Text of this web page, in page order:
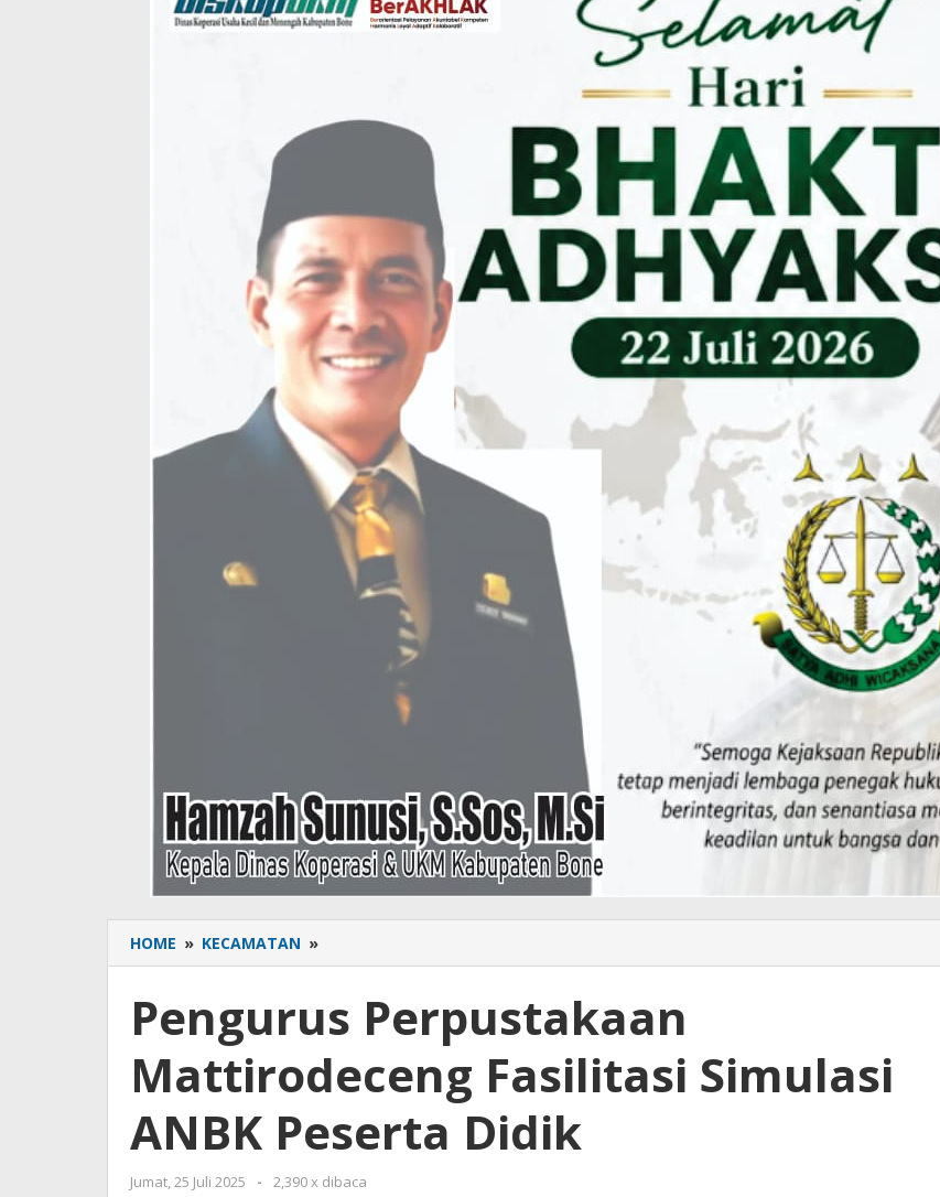
HOME » KECAMATAN »
Perpustakaan
Fasilitasi
Simulasi
ANBK
Peserta
Pengurus Perpustakaan
Mattirodeceng Fasilitasi Simulasi
ANBK Peserta Didik
Jumat, 25 Juli 2025
oleh
-
2,390 x dibaca